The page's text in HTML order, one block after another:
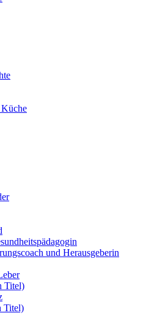
Küche
und Herausgeberin
Titel)
Titel)